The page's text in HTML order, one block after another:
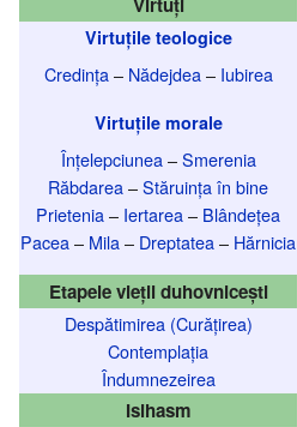
Virtuțile teologice
Credința– Nădejdea– Iubirea
Virtuțile morale
Înțelepciunea–Smerenia
Răbdarea–Stăruința în bine
Prietenia– Iertarea– Blândețea
Pacea– Mila– Dreptatea– Hărnicia
Etapele vieții duhovnicești
Despătimirea (Curățirea)
Contemplația
Îndumnezeirea
Isihasm